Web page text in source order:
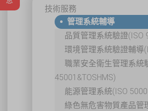
技術服務
管理系統輔導
品質管理系統驗證(ISO
環境管理系統驗證輔導
職業安全衛生管理系統
45001&TOSHMS)
能源管理系統(ISO
綠色無危害物質產品管